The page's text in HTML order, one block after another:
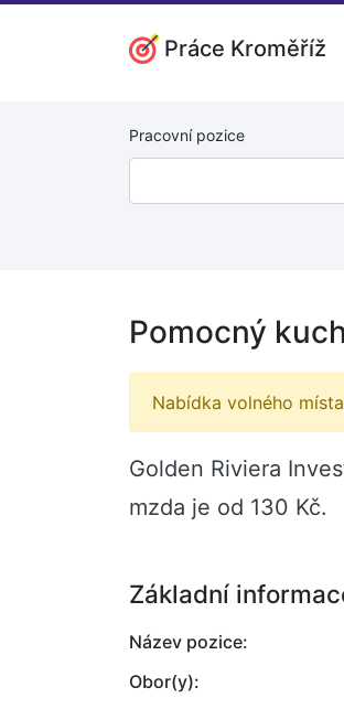
Práce Kroměříž
Pracovní pozice
Pomocný
Nabídka volného
Golden Riviera
mzda je od 130 Kč.
Základní
Název pozice:
Obor(y):